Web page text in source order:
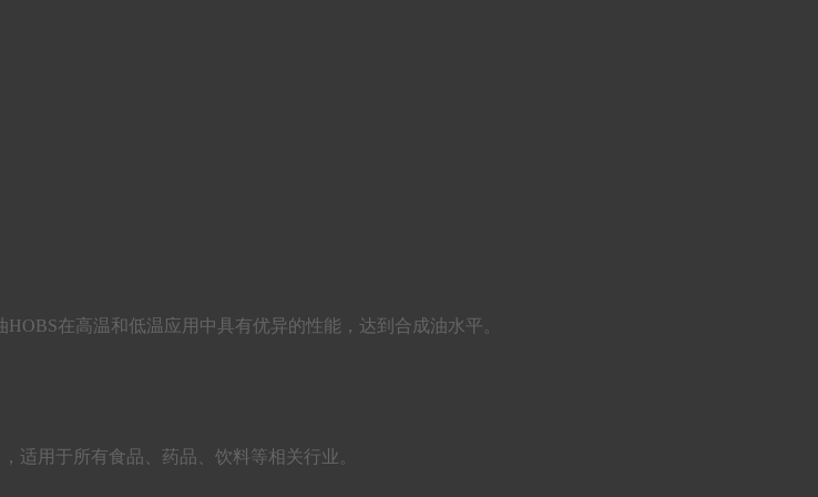
在高温和低温应用中具有优异的性能，达到合成油水平。
适用于所有食品、药品、饮料等相关行业。